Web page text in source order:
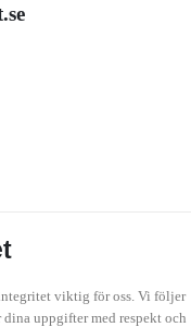
viktig för oss. Vi följer
uppgifter med respekt och